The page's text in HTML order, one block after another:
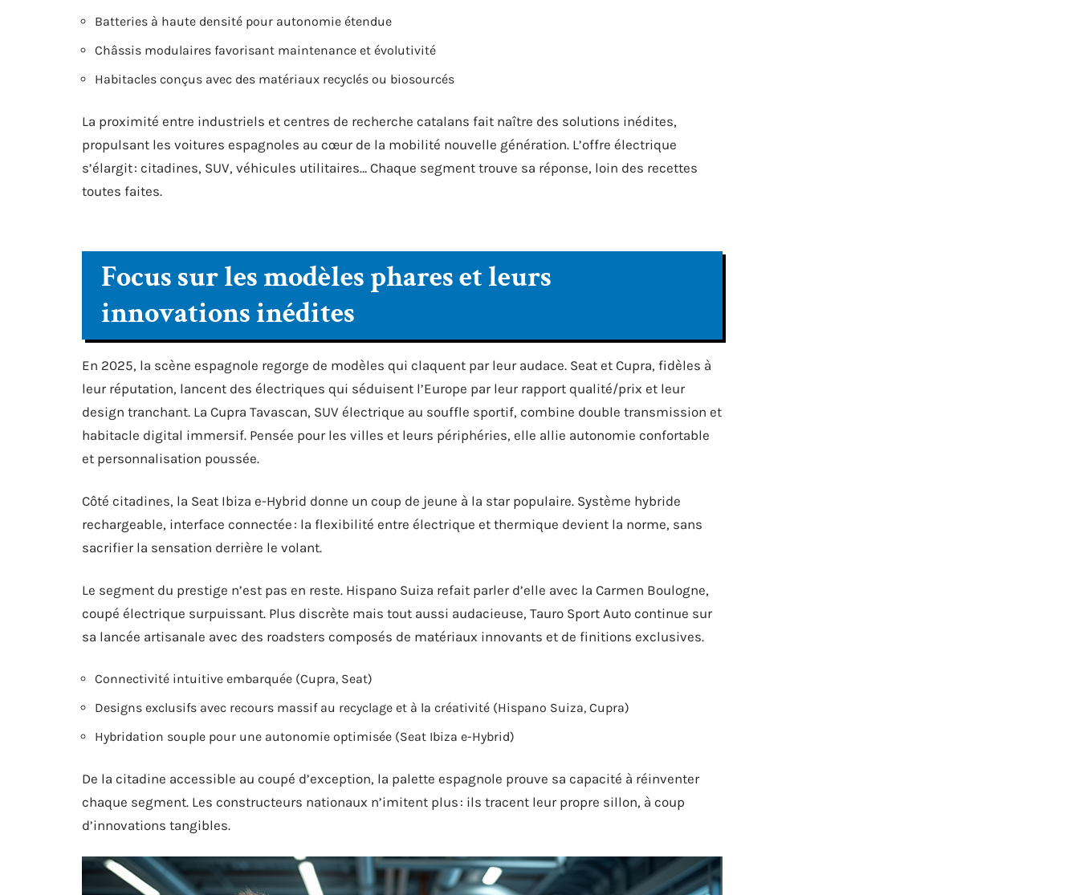
Batteries à haute densité pour autonomie étendue
Châssis modulaires favorisant maintenance et évolutivité
Habitacles conçus avec des matériaux recyclés ou biosourcés
La proximité entre industriels et centres de recherche catalans fait naître des solutions inédites,
propulsant les voitures espagnoles au cœur de la mobilité nouvelle génération. L’offre électrique
s’élargit : citadines, SUV, véhicules utilitaires… Chaque segment trouve sa réponse, loin des recettes
toutes faites.
Focus sur les modèles phares et leurs
innovations inédites
En 2025, la scène espagnole regorge de modèles qui claquent par leur audace. Seat et Cupra, fidèles à
leur réputation, lancent des électriques qui séduisent l’Europe par leur rapport qualité/prix et leur
design tranchant. La Cupra Tavascan, SUV électrique au souffle sportif, combine double transmission et
habitacle digital immersif. Pensée pour les villes et leurs périphéries, elle allie autonomie confortable
et personnalisation poussée.
Côté citadines, la Seat Ibiza e-Hybrid donne un coup de jeune à la star populaire. Système hybride
rechargeable, interface connectée : la flexibilité entre électrique et thermique devient la norme, sans
sacrifier la sensation derrière le volant.
Le segment du prestige n’est pas en reste. Hispano Suiza refait parler d’elle avec la Carmen Boulogne,
coupé électrique surpuissant. Plus discrète mais tout aussi audacieuse, Tauro Sport Auto continue sur
sa lancée artisanale avec des roadsters composés de matériaux innovants et de finitions exclusives.
Connectivité intuitive embarquée (Cupra, Seat)
Designs exclusifs avec recours massif au recyclage et à la créativité (Hispano Suiza, Cupra)
Hybridation souple pour une autonomie optimisée (Seat Ibiza e-Hybrid)
De la citadine accessible au coupé d’exception, la palette espagnole prouve sa capacité à réinventer
chaque segment. Les constructeurs nationaux n’imitent plus : ils tracent leur propre sillon, à coup
d’innovations tangibles.